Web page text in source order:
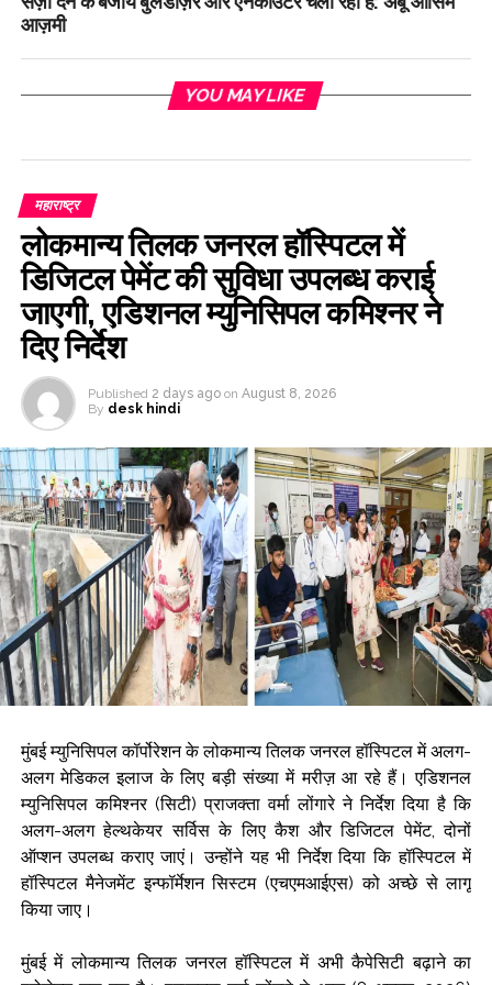
आज़मी
YOU MAY LIKE
महाराष्ट्र
लोकमान्य तिलक जनरल हॉस्पिटल में
डिजिटल पेमेंट की सुविधा उपलब्ध कराई
जाएगी, एडिशनल म्युनिसिपल कमिश्नर ने
दिए निर्देश
Published 2 days ago on August 8, 2026
By desk hindi
मुंबई म्युनिसिपल कॉर्पोरेशन के लोकमान्य तिलक जनरल हॉस्पिटल में अलग-
अलग मेडिकल इलाज के लिए बड़ी संख्या में मरीज़ आ रहे हैं। एडिशनल
म्युनिसिपल कमिश्नर (सिटी) प्राजक्ता वर्मा लोंगारे ने निर्देश दिया है कि
अलग-अलग हेल्थकेयर सर्विस के लिए कैश और डिजिटल पेमेंट, दोनों
ऑप्शन उपलब्ध कराए जाएं। उन्होंने यह भी निर्देश दिया कि हॉस्पिटल में
हॉस्पिटल मैनेजमेंट इन्फॉर्मेशन सिस्टम (एचएमआईएस) को अच्छे से लागू
किया जाए।
मुंबई में लोकमान्य तिलक जनरल हॉस्पिटल में अभी कैपेसिटी बढ़ाने का